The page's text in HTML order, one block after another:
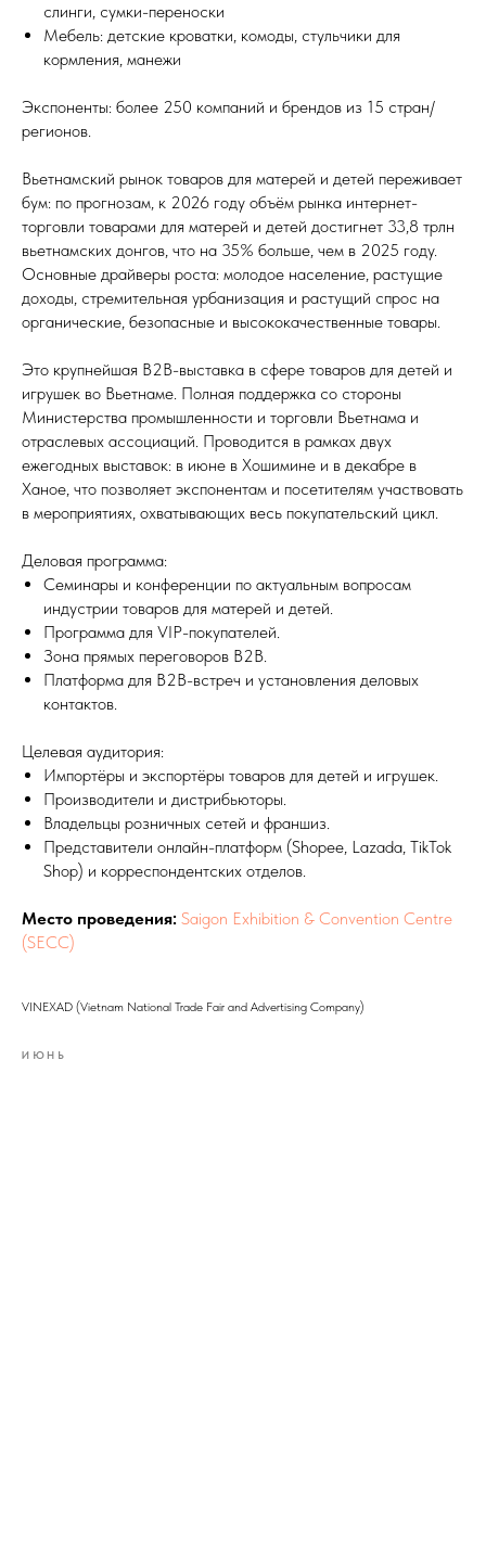
слинги, сумки-переноски
Мебель: детские кроватки, комоды, стульчики для
кормления, манежи
Экспоненты: более 250 компаний и брендов из 15 стран/
регионов.
Вьетнамский рынок товаров для матерей и детей переживает
бум: по прогнозам, к 2026 году объём рынка интернет-
торговли товарами для матерей и детей достигнет 33,8 трлн
вьетнамских донгов, что на 35% больше, чем в 2025 году.
Основные драйверы роста: молодое население, растущие
доходы, стремительная урбанизация и растущий спрос на
органические, безопасные и высококачественные товары.
Это крупнейшая B2B-выставка в сфере товаров для детей и
игрушек во Вьетнаме. Полная поддержка со стороны
Министерства промышленности и торговли Вьетнама и
отраслевых ассоциаций. Проводится в рамках двух
ежегодных выставок: в июне в Хошимине и в декабре в
Ханое, что позволяет экспонентам и посетителям участвовать
в мероприятиях, охватывающих весь покупательский цикл.
Деловая программа:
Семинары и конференции по актуальным вопросам
индустрии товаров для матерей и детей.
Программа для VIP-покупателей.
Зона прямых переговоров B2B.
Платформа для B2B-встреч и установления деловых
контактов.
Целевая аудитория:
Импортёры и экспортёры товаров для детей и игрушек.
Производители и дистрибьюторы.
Владельцы розничных сетей и франшиз.
Представители онлайн-платформ (Shopee, Lazada, TikTok
Shop) и корреспондентских отделов.
Место проведения: Saigon Exhibition & Convention Centre
(SECC)
VINEXAD (Vietnam National Trade Fair and Advertising Company)
ИЮНЬ